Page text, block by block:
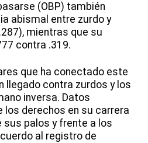
(OBP) también
abismal entre zurdo y
mientras que su
contra .319.
que ha conectado este
llegado contra zurdos y los
inversa. Datos
los derechos en su carrera
sus palos y frente a los
al registro de